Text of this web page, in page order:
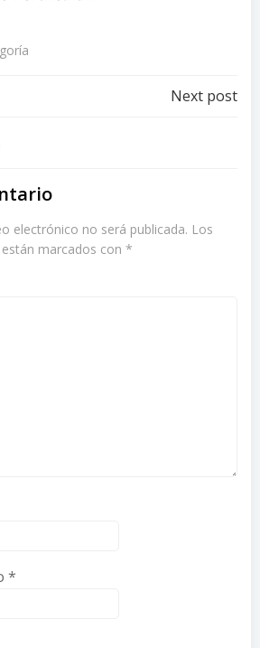
Next post
electrónico no será publicada. Los
marcados con *
*